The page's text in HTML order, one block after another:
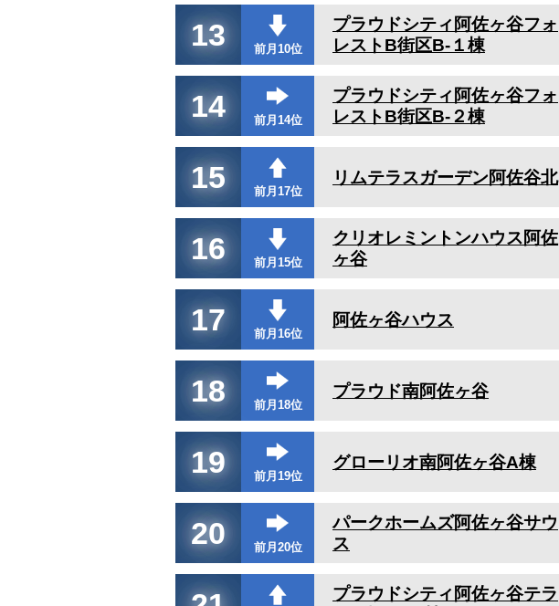
13 前月10位
プラウドシティ阿佐ヶ谷フォ
レストB街区B-１棟
14 前月14位
プラウドシティ阿佐ヶ谷フォ
レストB街区B-２棟
15 前月17位
リムテラスガーデン阿佐谷北
16 前月15位
クリオレミントンハウス阿佐
ヶ谷
17 前月16位
阿佐ヶ谷ハウス
18 前月18位
プラウド南阿佐ヶ谷
19 前月19位
グローリオ南阿佐ヶ谷A棟
20 前月20位
パークホームズ阿佐ヶ谷サウ
ス
プラウドシティ阿佐ヶ谷テラ